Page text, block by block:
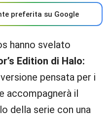
preferita su Google
hanno svelato
Edition di Halo:
versione pensata per i
accompagnerà il
della serie con una